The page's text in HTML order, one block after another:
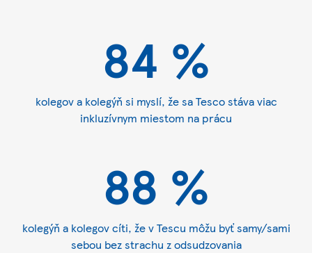
84 %
kolegov a kolegýň si myslí, že sa Tesco stáva viac
inkluzívnym miestom na prácu
88 %
kolegýň a kolegov cíti, že v Tescu môžu byť samy/sami
sebou bez strachu z odsudzovania